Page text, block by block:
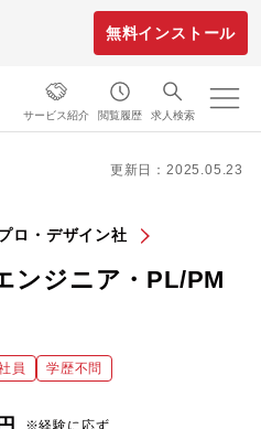
無料インストール
サービス紹介 閲覧履歴 求人検索
更新日：2025.05.23
ロ・デザイン社
ンジニア・PL/PM
員 学歴不問
※経験に応ず